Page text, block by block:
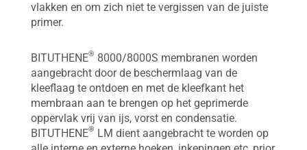
vlakken en om zich niet te vergissen van de juiste
primer.
BITUTHENE® 8000/8000S membranen worden
aangebracht door de beschermlaag van de
kleeflaag te ontdoen en met de kleefkant het
membraan aan te brengen op het geprimerde
oppervlak vrij van ijs, vorst en condensatie.
BITUTHENE® LM dient aangebracht te worden op